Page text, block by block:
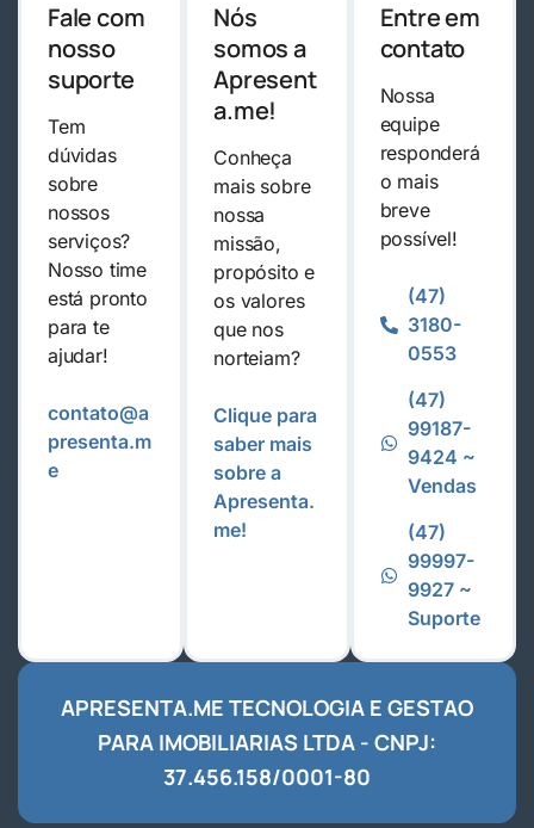
Fale com
nosso
suporte
Tem
dúvidas
sobre
nossos
serviços?
Nosso time
está pronto
para te
ajudar!
contato@a
presenta.m
e
Nós
somos a
Apresent
a.me!
Conheça
mais sobre
nossa
missão,
propósito e
os valores
que nos
norteiam?
Clique para
saber mais
sobre a
Apresenta.
me!
Entre em
contato
Nossa
equipe
responderá
o mais
breve
possível!
(47)
3180-
0553
(47)
99187-
9424 ~
Vendas
(47)
99997-
9927 ~
Suporte
APRESENTA.ME TECNOLOGIA E GESTAO
PARA IMOBILIARIAS LTDA - CNPJ:
37.456.158/0001-80